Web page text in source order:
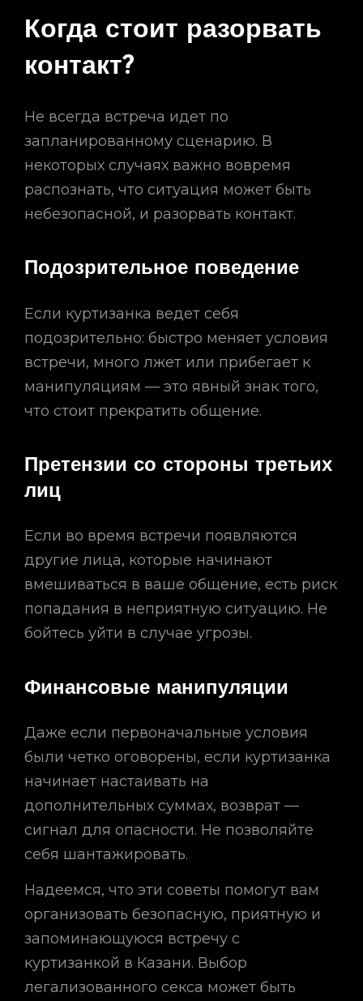
Когда стоит разорвать
контакт?
Не всегда встреча идет по
запланированному сценарию. В
некоторых случаях важно вовремя
распознать, что ситуация может быть
небезопасной, и разорвать контакт.
Подозрительное поведение
Если куртизанка ведет себя
подозрительно: быстро меняет условия
встречи, много лжет или прибегает к
манипуляциям — это явный знак того,
что стоит прекратить общение.
Претензии со стороны третьих
лиц
Если во время встречи появляются
другие лица, которые начинают
вмешиваться в ваше общение, есть риск
попадания в неприятную ситуацию. Не
бойтесь уйти в случае угрозы.
Финансовые манипуляции
Даже если первоначальные условия
были четко оговорены, если куртизанка
начинает настаивать на
дополнительных суммах, возврат —
сигнал для опасности. Не позволяйте
себя шантажировать.
Надеемся, что эти советы помогут вам
организовать безопасную, приятную и
запоминающуюся встречу с
куртизанкой в Казани. Выбор
легализованного секса может быть